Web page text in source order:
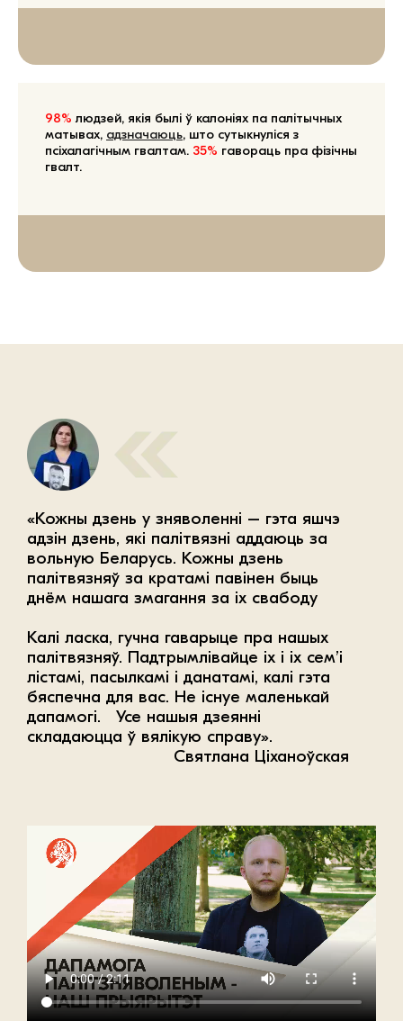
98% людзей, якія былі ў калоніях па палітычных
матывах, адзначаюць, што сутыкнуліся з
псіхалагічным гвалтам. 35% гавораць пра фізічны
гвалт.
«Кожны дзень у зняволенні – гэта яшчэ
адзін дзень, які палітвязні аддаюць за
вольную Беларусь. Кожны дзень
палітвязняў за кратамі павінен быць
днём нашага змагання за іх свабоду
Калі ласка, гучна гаварыце пра нашых
палітвязняў. Падтрымлівайце іх і іх сем’і
лістамі, пасылкамі і данатамі, калі гэта
бяспечна для вас. Не існуе маленькай
дапамогі. Усе нашыя дзеянні
складаюцца ў вялікую справу».
Святлана Ціханоўская